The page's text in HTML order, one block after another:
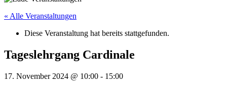
« Alle Veranstaltungen
Diese Veranstaltung hat bereits stattgefunden.
Tageslehrgang Cardinale
17. November 2024 @ 10:00 - 15:00